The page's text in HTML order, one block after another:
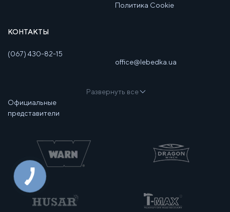
Политика Cookie
КОНТАКТЫ
(067) 430-82-15
office@lebedka.ua
Развернуть все
Официальные
представители